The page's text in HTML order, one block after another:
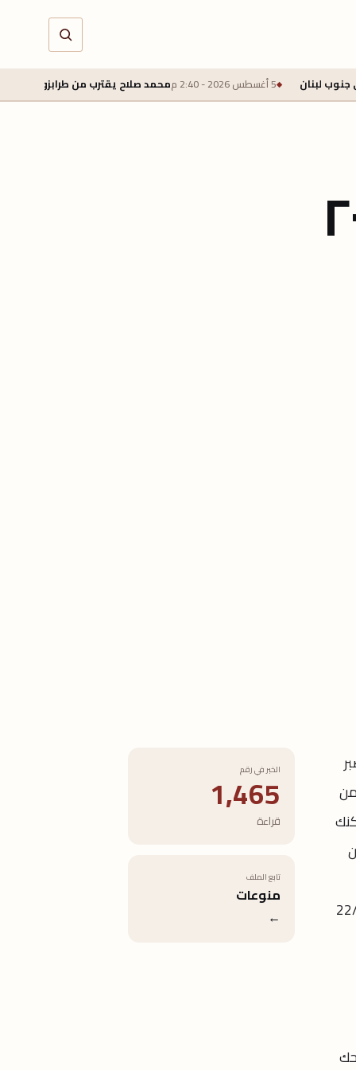
5 أغسطس 2026 - 2:40 م محمد صلاح يقترب من طرابزون سبور بعقد لمدة عامين وراتب
خاصة عندما تظهر مشاعرك الجميلة. السرطان من 22/6
الخبر في رقم
1,465
قراءة
تابع الملف
منوعات
←